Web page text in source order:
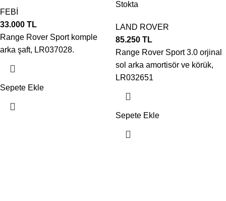
FEBİ
33.000 TL
Range Rover Sport komple
arka şaft, LR037028.
Sepete Ekle
Stokta
LAND ROVER
85.250 TL
Range Rover Sport 3.0 orjinal
sol arka amortisör ve körük,
LR032651
Sepete Ekle